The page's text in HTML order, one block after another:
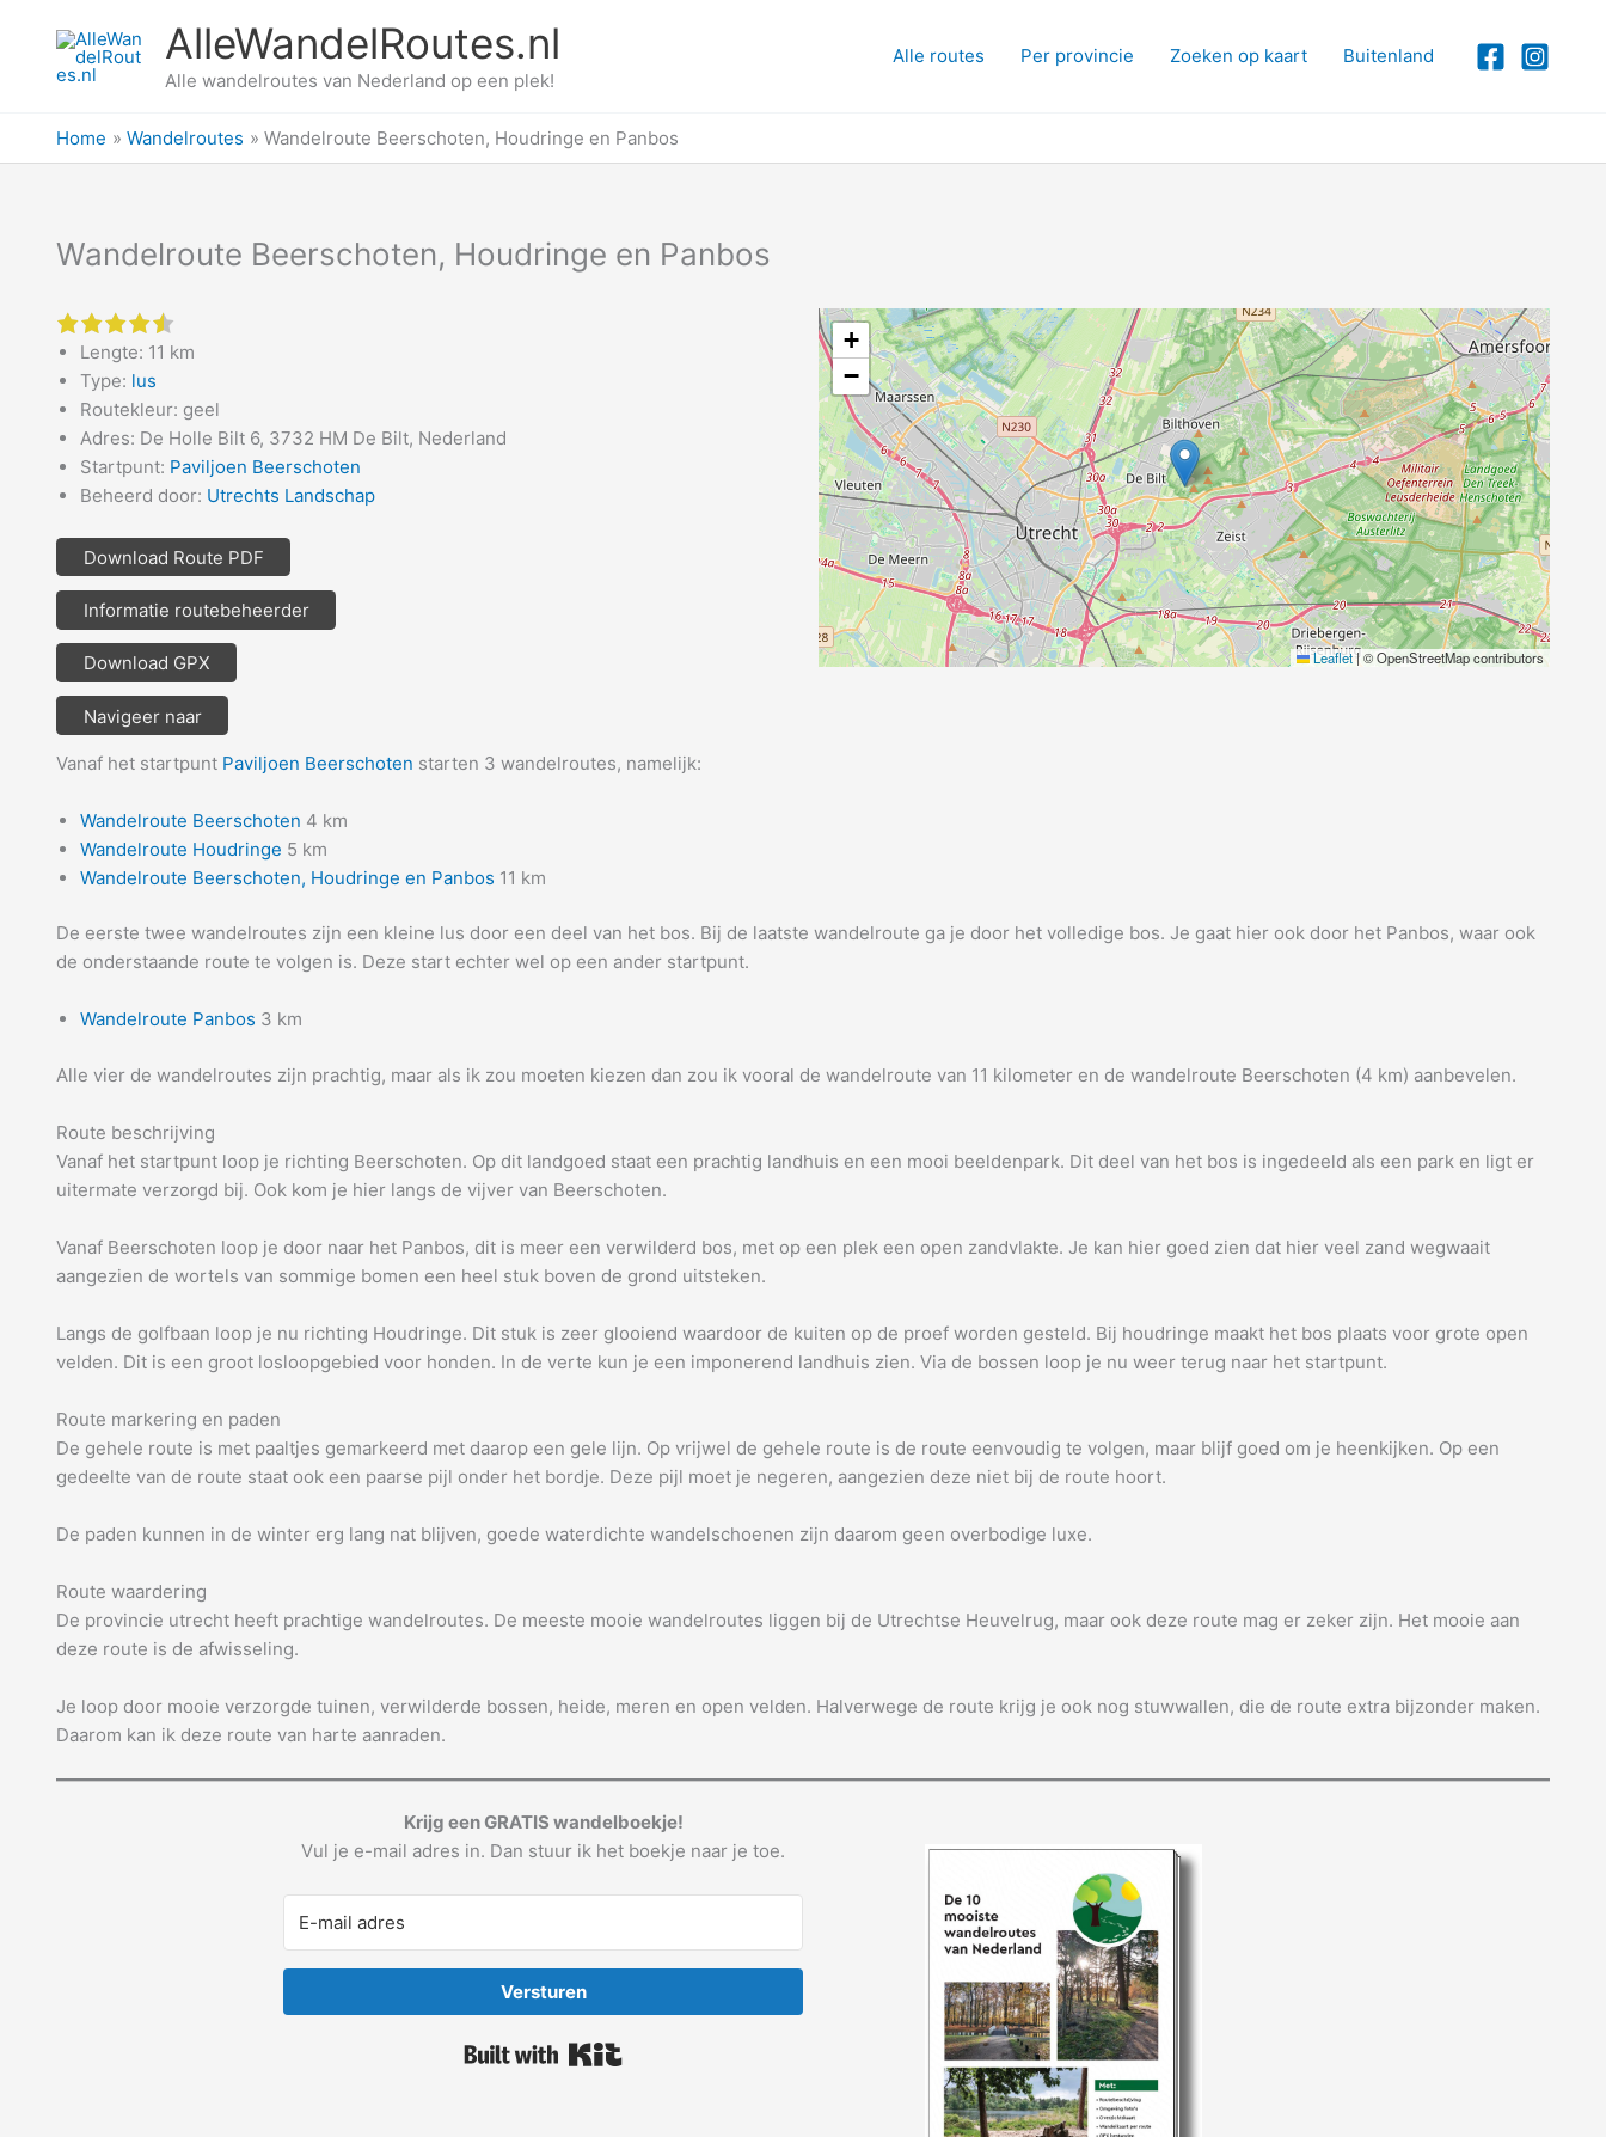
AlleWandelRoutes.nl
Alle wandelroutes van Nederland op een plek!
Alle routes Per provincie Zoeken op kaart Buitenland
Home Wandelroutes Wandelroute Beerschoten, Houdringe en Panbos
Wandelroute Beerschoten, Houdringe en Panbos
Lengte: 11 km
Type: lus
Routekleur: geel
Adres: De Holle Bilt 6, 3732 HM De Bilt, Nederland
Startpunt: Paviljoen Beerschoten
Beheerd door: Utrechts Landschap
Download Route PDF
Informatie routebeheerder
Download GPX
Navigeer naar
+
−
Leaflet|© OpenStreetMap contributors
Vanaf het startpunt Paviljoen Beerschoten starten 3 wandelroutes, namelijk:
Wandelroute Beerschoten 4 km
Wandelroute Houdringe 5 km
Wandelroute Beerschoten, Houdringe en Panbos 11 km
De eerste twee wandelroutes zijn een kleine lus door een deel van het bos. Bij de laatste wandelroute ga je door het volledige bos. Je gaat hier ook door het Panbos, waar ook
de onderstaande route te volgen is. Deze start echter wel op een ander startpunt.
Wandelroute Panbos 3 km
Alle vier de wandelroutes zijn prachtig, maar als ik zou moeten kiezen dan zou ik vooral de wandelroute van 11 kilometer en de wandelroute Beerschoten (4 km) aanbevelen.
Route beschrijving
Vanaf het startpunt loop je richting Beerschoten. Op dit landgoed staat een prachtig landhuis en een mooi beeldenpark. Dit deel van het bos is ingedeeld als een park en ligt er
uitermate verzorgd bij. Ook kom je hier langs de vijver van Beerschoten.
Vanaf Beerschoten loop je door naar het Panbos, dit is meer een verwilderd bos, met op een plek een open zandvlakte. Je kan hier goed zien dat hier veel zand wegwaait
aangezien de wortels van sommige bomen een heel stuk boven de grond uitsteken.
Langs de golfbaan loop je nu richting Houdringe. Dit stuk is zeer glooiend waardoor de kuiten op de proef worden gesteld. Bij houdringe maakt het bos plaats voor grote open
velden. Dit is een groot losloopgebied voor honden. In de verte kun je een imponerend landhuis zien. Via de bossen loop je nu weer terug naar het startpunt.
Route markering en paden
De gehele route is met paaltjes gemarkeerd met daarop een gele lijn. Op vrijwel de gehele route is de route eenvoudig te volgen, maar blijf goed om je heenkijken. Op een
gedeelte van de route staat ook een paarse pijl onder het bordje. Deze pijl moet je negeren, aangezien deze niet bij de route hoort.
De paden kunnen in de winter erg lang nat blijven, goede waterdichte wandelschoenen zijn daarom geen overbodige luxe.
Route waardering
De provincie utrecht heeft prachtige wandelroutes. De meeste mooie wandelroutes liggen bij de Utrechtse Heuvelrug, maar ook deze route mag er zeker zijn. Het mooie aan
deze route is de afwisseling.
Je loop door mooie verzorgde tuinen, verwilderde bossen, heide, meren en open velden. Halverwege de route krijg je ook nog stuwwallen, die de route extra bijzonder maken.
Daarom kan ik deze route van harte aanraden.
Krijg een GRATIS wandelboekje!
Vul je e-mail adres in. Dan stuur ik het boekje naar je toe.
Versturen